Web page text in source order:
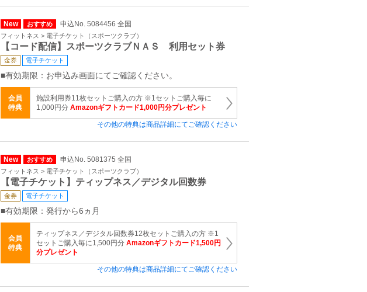
New おすすめ 申込No. 5084456 全国
フィットネス > 電子チケット（スポーツクラブ）
【コード配信】スポーツクラブＮＡＳ 利用セット券
金券 電子チケット
■有効期限：お申込み画面にてご確認ください。
会員
特典
施設利用券11枚セットご購入の方 ※1セットご購入毎に
1,000円分 Amazonギフトカード1,000円分プレゼント
その他の特典は商品詳細にてご確認ください
New おすすめ 申込No. 5081375 全国
フィットネス > 電子チケット（スポーツクラブ）
【電子チケット】ティップネス／デジタル回数券
金券 電子チケット
■有効期限：発行から6ヵ月
会員
特典
ティップネス／デジタル回数券12枚セットご購入の方 ※1
セットご購入毎に1,500円分 Amazonギフトカード1,500円
分プレゼント
その他の特典は商品詳細にてご確認ください